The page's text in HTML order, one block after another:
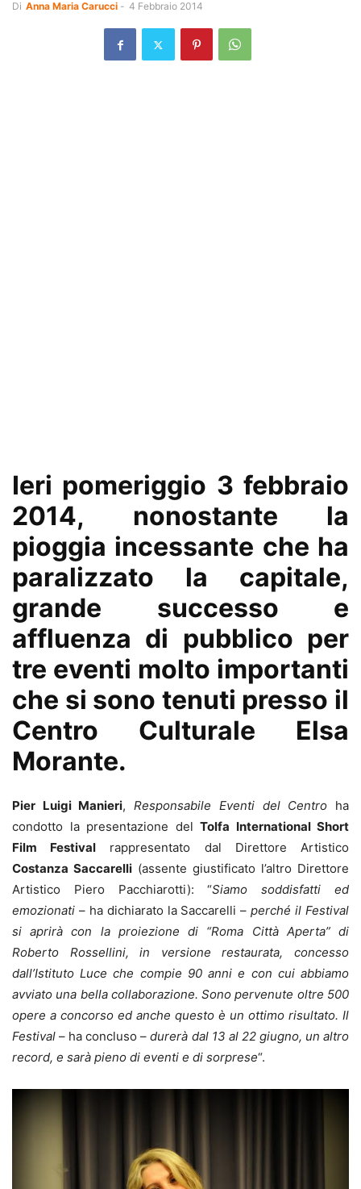
Di Anna Maria Carucci - 4 Febbraio 2014
Ieri pomeriggio 3 febbraio
2014, nonostante la
pioggia incessante che ha
paralizzato la capitale,
grande successo e
affluenza di pubblico per
tre eventi molto importanti
che si sono tenuti presso il
Centro Culturale Elsa
Morante.
Pier Luigi Manieri, Responsabile Eventi del Centro ha
condotto la presentazione del Tolfa International Short
Film Festival rappresentato dal Direttore Artistico
Costanza Saccarelli (assente giustificato l’altro Direttore
Artistico Piero Pacchiarotti): “Siamo soddisfatti ed
emozionati – ha dichiarato la Saccarelli –perché il Festival
si aprirà con la proiezione di “Roma Città Aperta” di
Roberto Rossellini, in versione restaurata, concesso
dall’Istituto Luce che compie 90 anni e con cui abbiamo
avviato una bella collaborazione. Sono pervenute oltre 500
opere a concorso ed anche questo è un ottimo risultato. Il
Festival – ha concluso –durerà dal 13 al 22 giugno, un altro
record, e sarà pieno di eventi e di sorprese“.